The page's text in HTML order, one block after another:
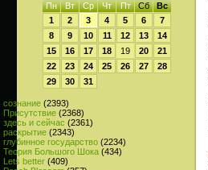
Пн
Вт Ср Чт Пт Сб
Вс
1
2 3 4 5 6
7
8
9 10 11 12 13
14
15
16 17 18 19 20
21
22
23 24 25 26 27
28
29
30 31
сознание (2393)
Присутствие (2368)
здесь и сейчас (2361)
раскрытие (2343)
глубинное государство (2234)
Теория Большого Шока (434)
Lets better (409)